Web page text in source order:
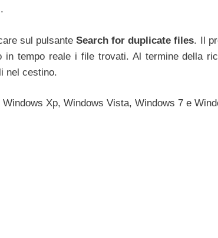
sul pulsanteSearch for duplicate files. Il
tempo reale i file trovati. Al termine della
nel cestino.
Xp, Windows Vista, Windows 7 e